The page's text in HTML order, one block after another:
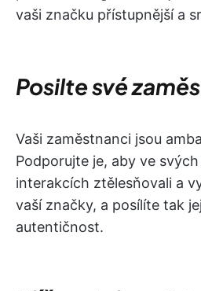
vaši značku přístupnější a
Posilte své
Vaši zaměstnanci jsou
Podporujte je, aby ve
interakcích ztělesňovali a
vaší značky, a posílíte tak
autentičnost.